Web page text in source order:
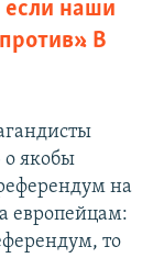
если наши
В
о якобы
на
европейцам:
то